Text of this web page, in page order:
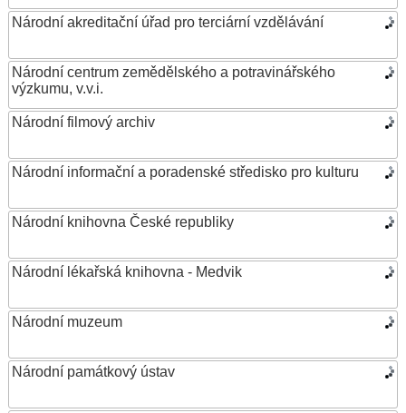
Národní akreditační úřad pro terciární vzdělávání
Národní centrum zemědělského a potravinářského
výzkumu, v.v.i.
Národní filmový archiv
Národní informační a poradenské středisko pro kulturu
Národní knihovna České republiky
Národní lékařská knihovna - Medvik
Národní muzeum
Národní památkový ústav